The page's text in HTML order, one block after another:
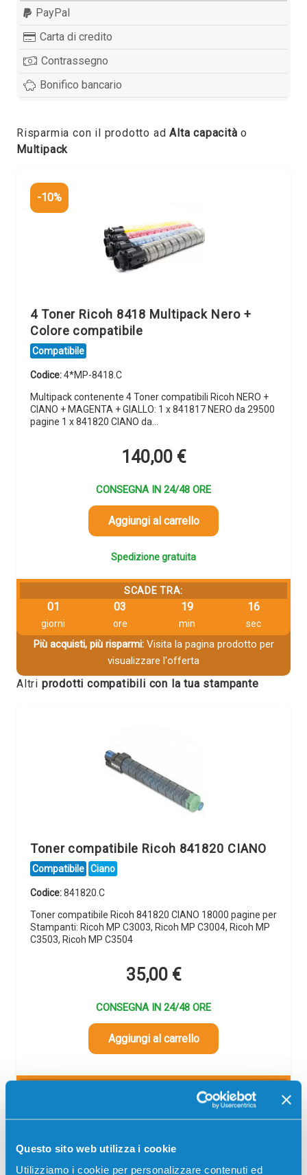
Questo sito web utilizza i cookie
Utilizziamo i cookie per personalizzare contenuti ed
PayPal
Carta di credito
Contrassegno
Bonifico bancario
Risparmia con il prodotto adAlta capacità o
Multipack
-10%
4 Toner Ricoh 8418 Multipack Nero +
Colore compatibile
Compatibile
Codice:4*MP-8418.C
Multipack contenente 4 Toner compatibili Ricoh NERO +
CIANO + MAGENTA + GIALLO: 1 x 841817 NERO da 29500
pagine 1 x 841820 CIANO da…
140,00 €
CONSEGNA IN 24/48 ORE
Aggiungi al carrello
Spedizione gratuita
SCADE TRA:
01
giorni
03
ore
19
min
15
sec
Più acquisti, più risparmi:Visita la pagina prodotto per
visualizzare l'offerta
Altri prodotti compatibili con la tua stampante
Toner compatibile Ricoh 841820 CIANO
Compatibile Ciano
Codice:841820.C
Toner compatibile Ricoh 841820 CIANO 18000 pagine per
Stampanti: Ricoh MP C3003, Ricoh MP C3004, Ricoh MP
C3503, Ricoh MP C3504
35,00 €
CONSEGNA IN 24/48 ORE
Aggiungi al carrello
giorni ore min
15
sec